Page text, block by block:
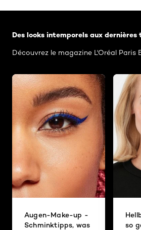
Des looks intemporels aux dernières
Découvrez le magazine L'Oréal Paris
Augen-Make-up -
Schminktipps, was
so